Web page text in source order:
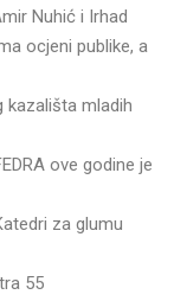
Nuhić i Irhad
ocjeni publike, a
kazališta mladih
ove godine je
za glumu
55